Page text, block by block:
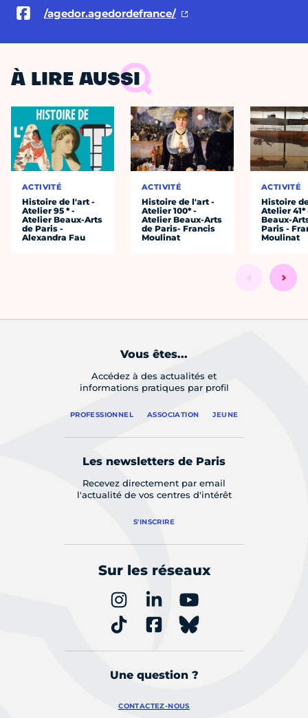
/agedor.agedordefrance/
À LIRE AUSSI
ACTIVITÉ
Histoire de l'art -
Atelier 95 * -
Atelier Beaux-Arts
de Paris -
Alexandra Fau
ACTIVITÉ
Histoire de l'art -
Atelier 100* -
Atelier Beaux-Arts
de Paris- Francis
Moulinat
ACTIVITÉ
Histoire
Atelier
Beaux-
Paris -
Moulinat
Vous êtes...
Accédez à des actualités et
informations pratiques par profil
PROFESSIONNEL ASSOCIATION JEUNE
Les newsletters de Paris
Recevez directement par email
l'actualité de vos centres d'intérêt
S'INSCRIRE
Sur les réseaux
Une question ?
CONTACTEZ-NOUS